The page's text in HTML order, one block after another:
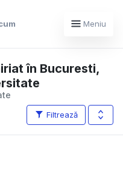
Meniu
în Bucuresti,
Filtrează